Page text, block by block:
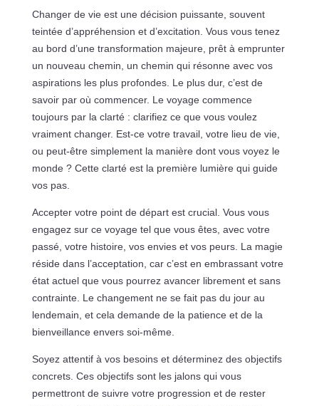
Changer de vie est une décision puissante, souvent
teintée d’appréhension et d’excitation. Vous vous tenez
au bord d’une transformation majeure, prêt à emprunter
un nouveau chemin, un chemin qui résonne avec vos
aspirations les plus profondes. Le plus dur, c’est de
savoir par où commencer. Le voyage commence
toujours par la clarté : clarifiez ce que vous voulez
vraiment changer. Est-ce votre travail, votre lieu de vie,
ou peut-être simplement la manière dont vous voyez le
monde ? Cette clarté est la première lumière qui guide
vos pas.
Accepter votre point de départ est crucial. Vous vous
engagez sur ce voyage tel que vous êtes, avec votre
passé, votre histoire, vos envies et vos peurs. La magie
réside dans l’acceptation, car c’est en embrassant votre
état actuel que vous pourrez avancer librement et sans
contrainte. Le changement ne se fait pas du jour au
lendemain, et cela demande de la patience et de la
bienveillance envers soi-même.
Soyez attentif à vos besoins et déterminez des objectifs
concrets. Ces objectifs sont les jalons qui vous
permettront de suivre votre progression et de rester